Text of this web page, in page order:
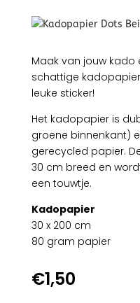
Maak van jouw kado
schattige
leuke sticker!
Het kadopapier is
groene binnenkant)
gerecycled papier.
30 cm breed en
een touwtje.
Kadopapier
30 x 200 cm
80 gram papier
€1,50